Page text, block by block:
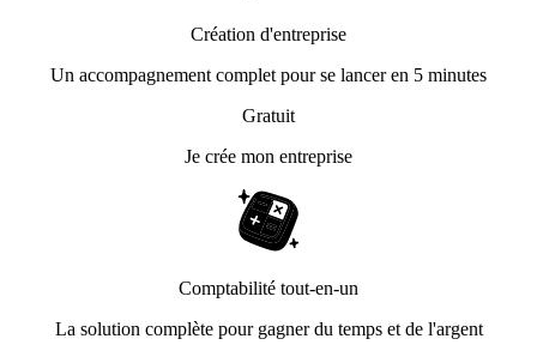
Création d'entreprise
Un accompagnement complet pour se lancer en 5 minutes
Gratuit
Je crée mon entreprise
Comptabilité tout-en-un
La solution complète pour gagner du temps et de l'argent